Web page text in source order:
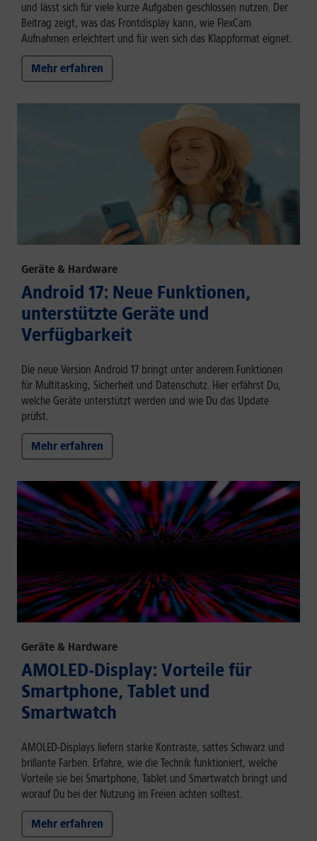
und lässt sich für viele kurze Aufgaben geschlossen nutzen. Der
Beitrag zeigt, was das Frontdisplay kann, wie FlexCam
Aufnahmen erleichtert und für wen sich das Klappformat eignet.
Mehr erfahren
Geräte & Hardware
Android 17: Neue Funktionen,
unterstützte Geräte und
Verfügbarkeit
Die neue Version Android 17 bringt unter anderem Funktionen
für Multitasking, Sicherheit und Datenschutz. Hier erfährst Du,
welche Geräte unterstützt werden und wie Du das Update
prüfst.
Mehr erfahren
Geräte & Hardware
AMOLED-Display: Vorteile für
Smartphone, Tablet und
Smartwatch
AMOLED-Displays liefern starke Kontraste, sattes Schwarz und
brillante Farben. Erfahre, wie die Technik funktioniert, welche
Vorteile sie bei Smartphone, Tablet und Smartwatch bringt und
worauf Du bei der Nutzung im Freien achten solltest.
Mehr erfahren